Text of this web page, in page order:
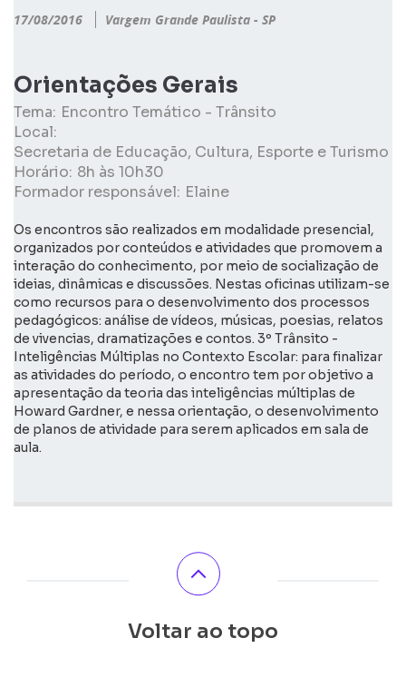
17/08/2016 Vargem Grande Paulista - SP
Orientações Gerais
Tema: Encontro Temático - Trânsito
Local:
Secretaria de Educação, Cultura, Esporte e Turismo
Horário: 8h às 10h30
Formador responsável: Elaine
Os encontros são realizados em modalidade presencial,
organizados por conteúdos e atividades que promovem a
interação do conhecimento, por meio de socialização de
ideias, dinâmicas e discussões. Nestas oficinas utilizam-se
como recursos para o desenvolvimento dos processos
pedagógicos: análise de vídeos, músicas, poesias, relatos
de vivencias, dramatizações e contos. 3º Trânsito -
Inteligências Múltiplas no Contexto Escolar: para finalizar
as atividades do período, o encontro tem por objetivo a
apresentação da teoria das inteligências múltiplas de
Howard Gardner, e nessa orientação, o desenvolvimento
de planos de atividade para serem aplicados em sala de
aula.
Voltar ao topo